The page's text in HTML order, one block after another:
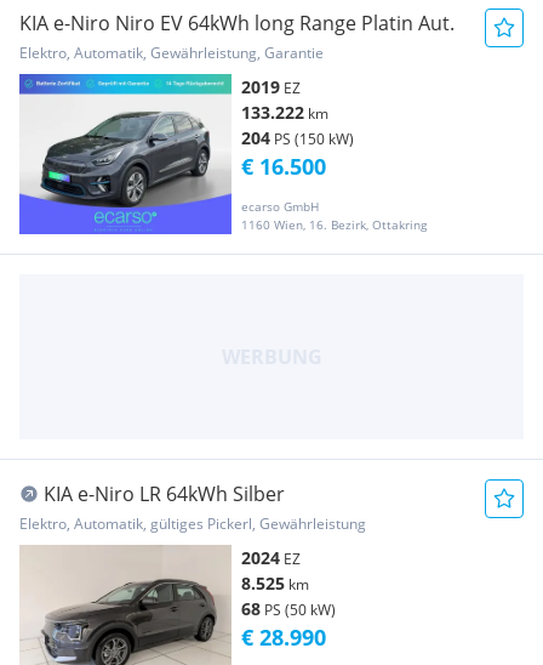
KIA e-Niro Niro EV 64kWh long Range Platin Aut.
Elektro, Automatik, Gewährleistung, Garantie
2019 EZ
133.222 km
204 PS (150 kW)
ecarso GmbH
1160 Wien, 16. Bezirk, Ottakring
€ 16.500
KIA e-Niro LR 64kWh Silber
Elektro, Automatik, gültiges Pickerl, Gewährleistung
2024 EZ
8.525 km
68 PS (50 kW)
€ 28.990